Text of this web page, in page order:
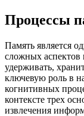
Процессы
Память является
сложных аспектов
удерживать,
ключевую роль в
когнитивных
контексте трех
извлечения